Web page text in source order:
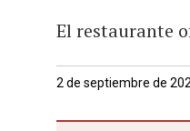
El restaurante
2 de septiembre de